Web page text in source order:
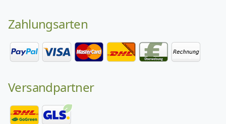
Zahlungsarten
Versandpartner